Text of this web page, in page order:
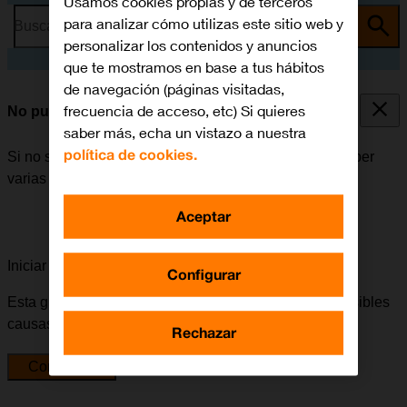
Busca por problema o tema
No puedo instalar una app
Si no se puede instalar una app en el móvil, puede haber
varias causas posibles al problema.
Iniciar la guía para solucionar tu problema
Esta guía te va a conducir a través de una serie de posibles
causas y soluciones al problema.
Comenzar
para analizar cómo utilizas este sitio web y
personalizar los contenidos y anuncios
que te mostramos en base a tus hábitos
de navegación (páginas visitadas,
frecuencia de acceso, etc) Si quieres
saber más, echa un vistazo a nuestra
política de cookies.
Configurar
Rechazar
Aceptar